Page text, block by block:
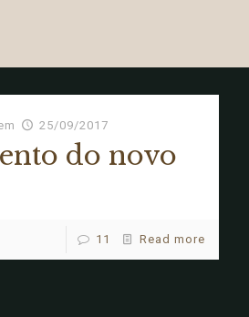
25/09/2017
do novo
11 Read more